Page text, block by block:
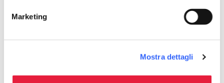
Marketing
Mostra dettagli